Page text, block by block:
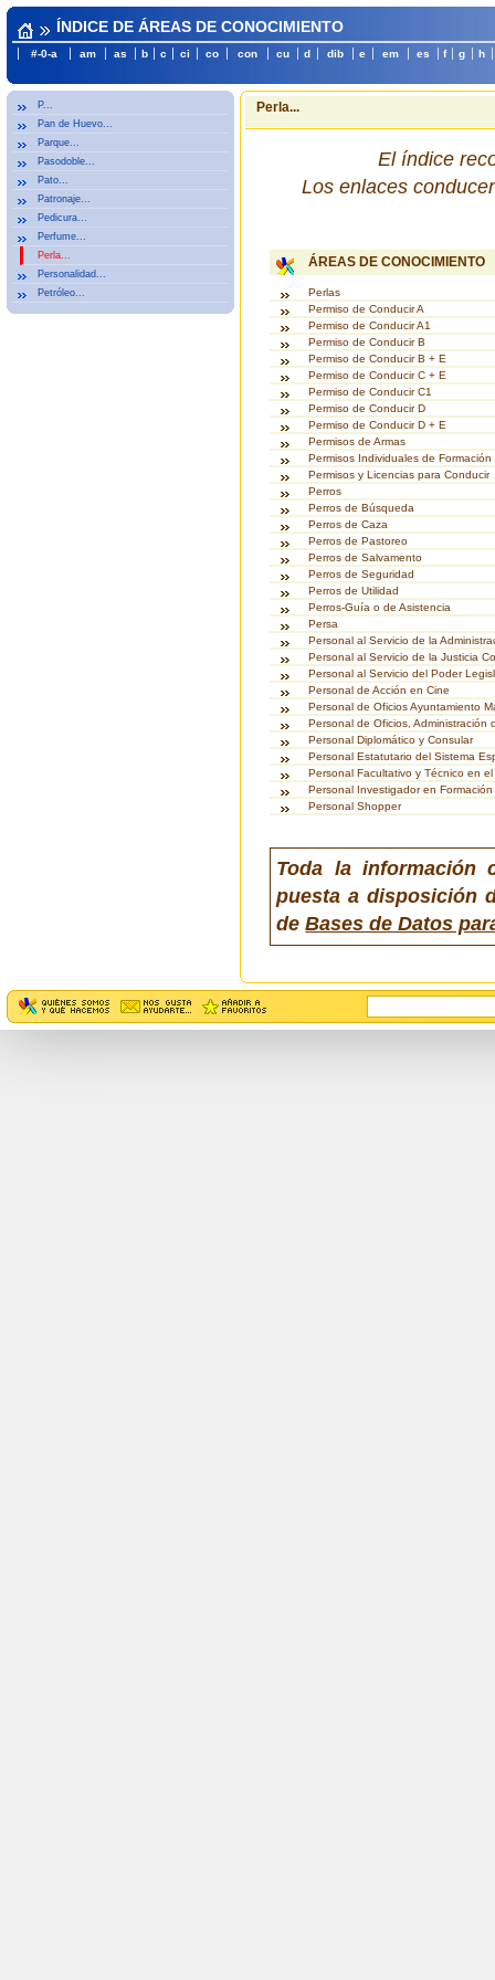
ÍNDICE DE ÁREAS DE CONOCIMIENTO
#-0-a am as b c ci co con cu d dib e em es f g h
P...
Pan de Huevo...
Parque...
Pasodoble...
Pato...
Patronaje...
Pedicura...
Perfume...
Perla...
Personalidad...
Petróleo...
Perla...
El índice
Los enlaces
ÁREAS DE CONOCIMIENTO
Perlas
Permiso de Conducir A
Permiso de Conducir A1
Permiso de Conducir B
Permiso de Conducir B + E
Permiso de Conducir C + E
Permiso de Conducir C1
Permiso de Conducir D
Permiso de Conducir D + E
Permisos de Armas
Permisos Individuales de Formación
Permisos y Licencias para Conducir
Perros
Perros de Búsqueda
Perros de Caza
Perros de Pastoreo
Perros de Salvamento
Perros de Seguridad
Perros de Utilidad
Perros-Guía o de Asistencia
Persa
Personal al Servicio de la
Personal al Servicio de la Justicia
Personal al Servicio del Poder
Personal de Acción en Cine
Personal de Oficios Ayuntamiento
Personal de Oficios, Administración
Personal Diplomático y Consular
Personal Estatutario del Sistema
Personal Facultativo y Técnico en
Personal Investigador en Formación
Personal Shopper
Toda la información
puesta a disposición
deBases de Datos